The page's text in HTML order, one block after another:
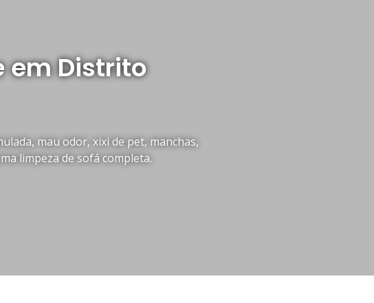
em Distrito
mau odor, xixi de pet, manchas,
limpeza de sofá completa.